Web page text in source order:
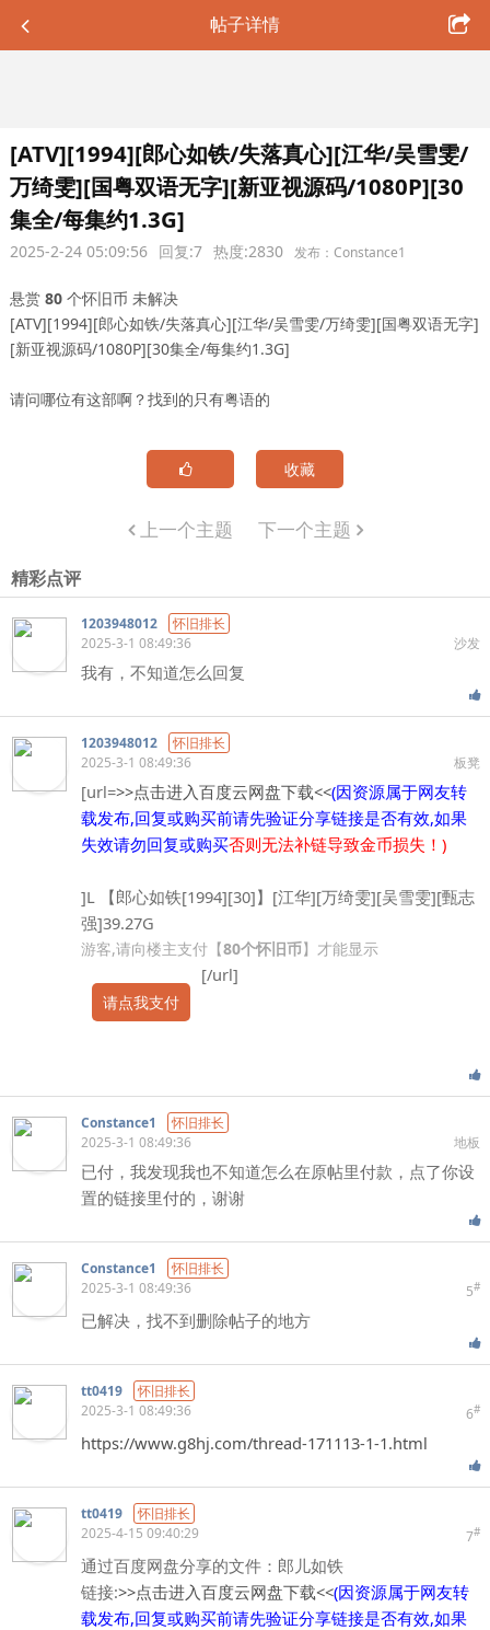
帖子详情
[ATV][1994][郎心如铁/失落真心][江华/吴雪雯/
万绮雯][国粤双语无字][新亚视源码/1080P][30
集全/每集约1.3G]
2025-2-24 05:09:56 回复:7 热度:2830 发布：Constance1
悬赏 80 个怀旧币 未解决
[ATV][1994][郎心如铁/失落真心][江华/吴雪雯/万绮雯][国粤双语无字]
[新亚视源码/1080P][30集全/每集约1.3G]
请问哪位有这部啊？找到的只有粤语的
收藏
上一个主题 下一个主题
精彩点评
1203948012
怀旧排长
沙发
2025-3-1 08:49:36
我有，不知道怎么回复
1203948012
怀旧排长
板凳
2025-3-1 08:49:36
[url=>>点击进入百度云网盘下载<<(因资源属于网友转
载发布,回复或购买前请先验证分享链接是否有效,如果
失效请勿回复或购买否则无法补链导致金币损失！)
]L 【郎心如铁[1994][30]】[江华][万绮雯][吴雪雯][甄志
强]39.27G
游客,请向楼主支付【80个怀旧币】才能显示
请点我支付
[/url]
Constance1
怀旧排长
地板
2025-3-1 08:49:36
已付，我发现我也不知道怎么在原帖里付款，点了你设
置的链接里付的，谢谢
Constance1
怀旧排长
5#
2025-3-1 08:49:36
已解决，找不到删除帖子的地方
tt0419
怀旧排长
6#
2025-3-1 08:49:36
https://www.g8hj.com/thread-171113-1-1.html
tt0419
怀旧排长
7#
2025-4-15 09:40:29
通过百度网盘分享的文件：郎儿如铁
链接:>>点击进入百度云网盘下载<<(因资源属于网友转
载发布,回复或购买前请先验证分享链接是否有效,如果